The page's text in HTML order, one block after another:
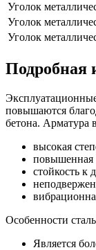
Уголок
Уголок
Уголок
Подробная
повышаются
бетона. Арматура
высокая
повышенная
стойкость к
Особенности
Является